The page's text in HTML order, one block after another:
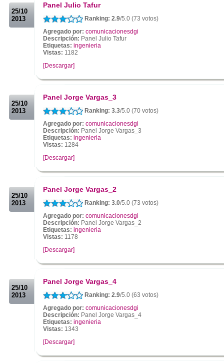
25/10
2013
Panel Julio Tafur
Ranking: 2.9/5.0 (73 votos)
Agregado por: comunicacionesdgi
Descripción: Panel Julio Tafur
Etiquetas: ingenieria
Vistas: 1182
[Descargar]
25/10
2013
Panel Jorge Vargas_3
Ranking: 3.3/5.0 (70 votos)
Agregado por: comunicacionesdgi
Descripción: Panel Jorge Vargas_3
Etiquetas: ingenieria
Vistas: 1284
[Descargar]
25/10
2013
Panel Jorge Vargas_2
Ranking: 3.0/5.0 (73 votos)
Agregado por: comunicacionesdgi
Descripción: Panel Jorge Vargas_2
Etiquetas: ingenieria
Vistas: 1178
[Descargar]
25/10
2013
Panel Jorge Vargas_4
Ranking: 2.9/5.0 (63 votos)
Agregado por: comunicacionesdgi
Descripción: Panel Jorge Vargas_4
Etiquetas: ingenieria
Vistas: 1343
[Descargar]